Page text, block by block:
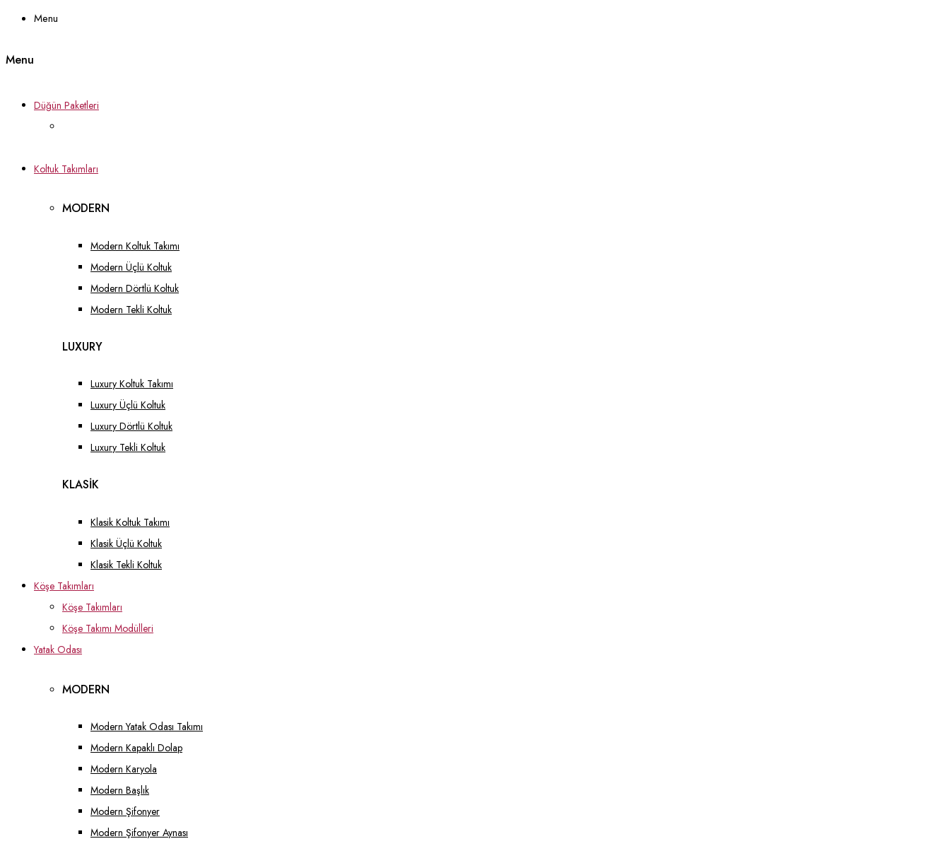
Menu
Menu
Düğün Paketleri
Koltuk Takımları
MODERN
Modern Koltuk Takımı
Modern Üçlü Koltuk
Modern Dörtlü Koltuk
Modern Tekli Koltuk
LUXURY
Luxury Koltuk Takımı
Luxury Üçlü Koltuk
Luxury Dörtlü Koltuk
Luxury Tekli Koltuk
KLASİK
Klasik Koltuk Takımı
Klasik Üçlü Koltuk
Klasik Tekli Koltuk
Köşe Takımları
Köşe Takımları
Köşe Takımı Modülleri
Yatak Odası
MODERN
Modern Yatak Odası Takımı
Modern Kapaklı Dolap
Modern Karyola
Modern Başlık
Modern Şifonyer
Modern Şifonyer Aynası